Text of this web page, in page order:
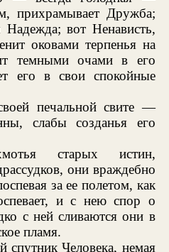
прихрамывает Дружба;
Надежда; вот Ненависть,
оковами терпенья на
темными очами в его
его в свои спокойные
печальной свите —
слабы созданья его
старых истин,
они враждебно
за ее полетом, как
и с нею спор о
с ней сливаются они в
пламя.
Человека, немая